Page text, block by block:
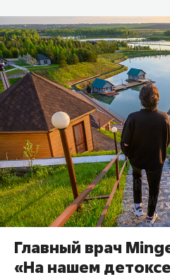
Главный врач
«На нашем